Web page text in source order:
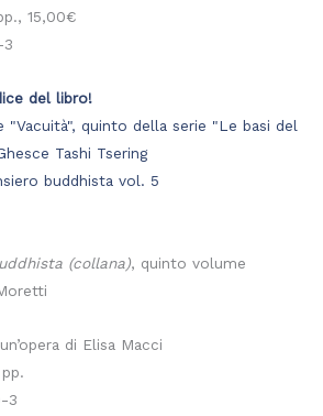
15,00€
3
del libro!
buddhista vol. 5
(collana), quinto volume
di Elisa Macci
3